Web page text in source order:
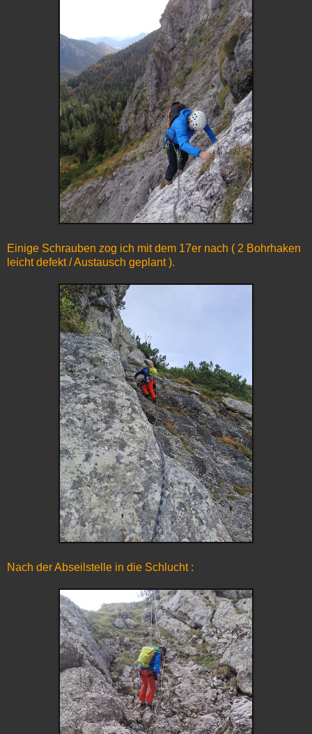
Einige Schrauben zog ich mit dem 17er nach ( 2 Bohrhaken
leicht defekt / Austausch geplant ).
Nach der Abseilstelle in die Schlucht :